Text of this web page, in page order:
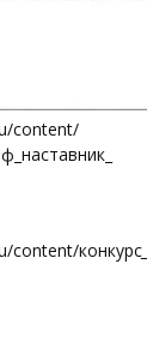
content/
content/конкурс